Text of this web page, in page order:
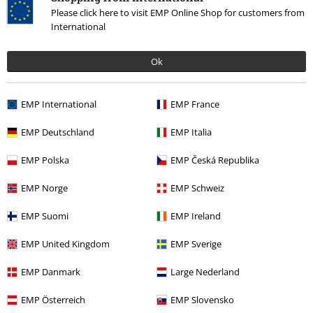
Please click here to visit EMP Online Shop for customers from
International
Ok
EMP International EMP France
EMP Deutschland EMP Italia
EMP Polska EMP Česká Republika
EMP Norge EMP Schweiz
EMP Suomi EMP Ireland
EMP United Kingdom EMP Sverige
EMP Danmark Large Nederland
EMP Österreich EMP Slovensko
E-mailnieuwsbrief
Meld je aan en ontvang een code voor 15%
korting!
ermee akkoord dat Large Popmerchandising B.V. mijn persoonsgegevens
persoonsgegevens worden verwerkt in overeenstemming met de